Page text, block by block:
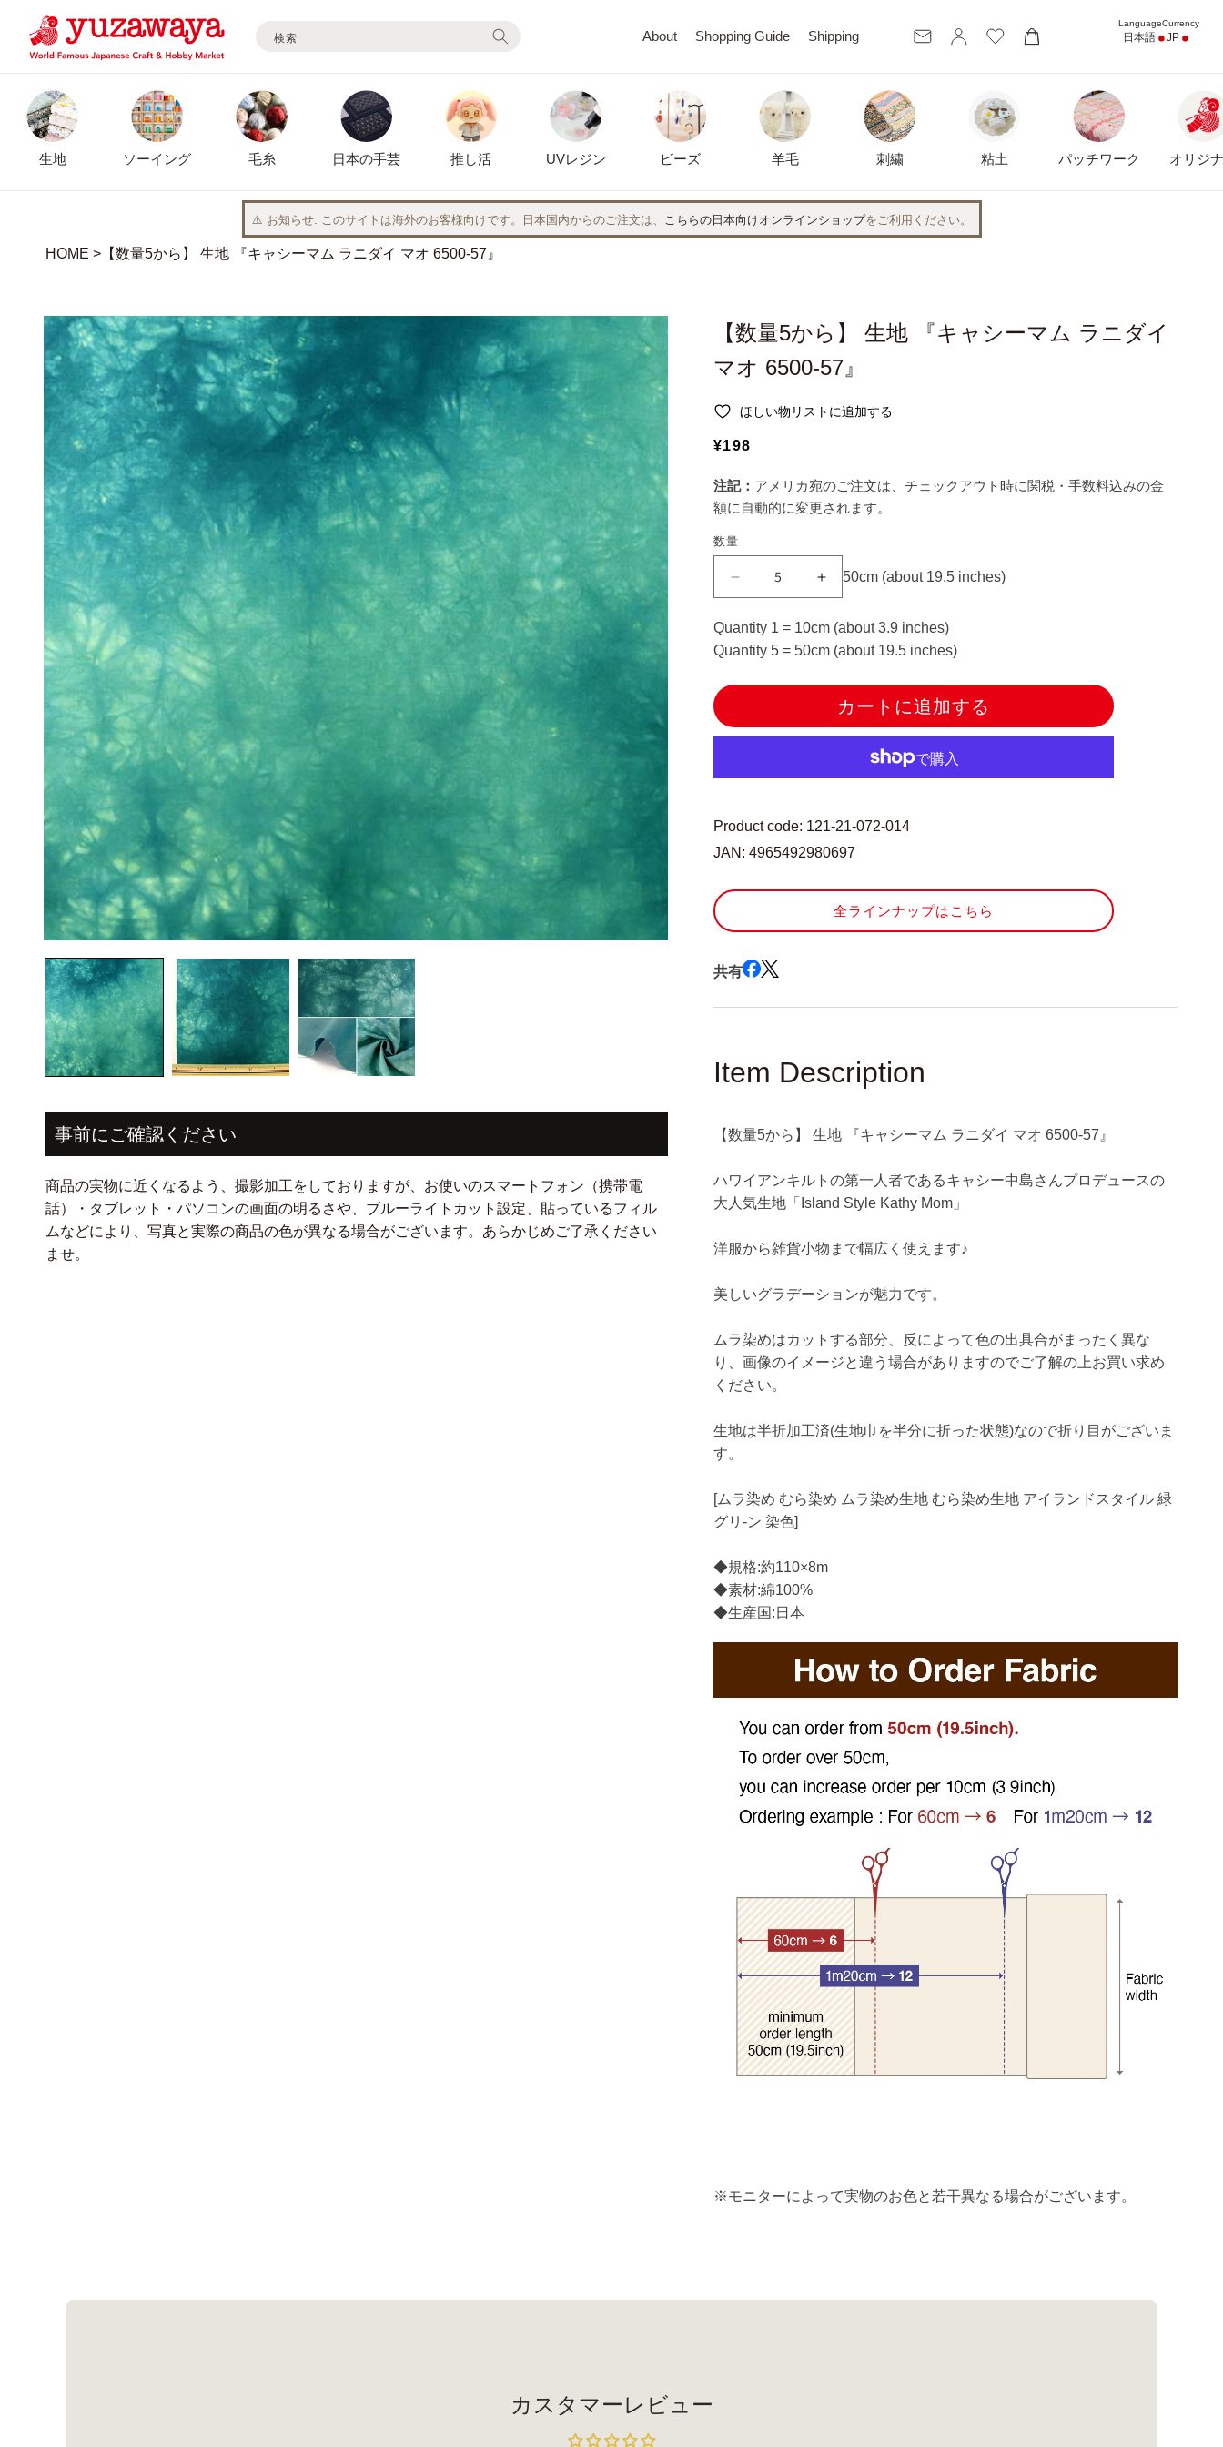
ンツに
進む
検索 About Shopping Guide Shipping
ー
生地 ソーイング 毛糸 日本の手芸 推し活 UVレジン ビーズ 羊毛 刺繍 粘土 パッチワーク オリジ
⚠️ お知らせ このサイトは海外のお客様向けです。日本国内からのご注文は、 こちらの日本向けオンラインショップをご利用ください。
HOME 【数量5から】 生地 『キャシーマム ラニダイ マオ 6500-57』
商品情
報にス
キップ
ー
ダ
ル
で
メ
デ
ィ
ア
事前にご確認ください
商品の実物に近くなるよう、撮影加工をしておりますが、お使いのスマートフォン（携帯電
話）・タブレット・パソコンの画面の明るさや、ブルーライトカット設定、貼っているフィル
ムなどにより、写真と実際の商品の色が異なる場合がございます。あらかじめご了承ください
ませ。
【数量5から】 生地 『キャシーマム ラニダイ
マオ 6500-57』
ほしい物リストに追加する
通
価
格
¥198
注記： アメリカ宛のご注文は、チェックアウト時に関税・手数料込みの金
額に自動的に変更されます。
数量
5
か
『キ
シ
マ
ム
ニ
イ
マ
オ
量
減
す
【数
5
か
『キ
シ
マ
ム
ニ
ダ
イ
量
増
す
50cm (about 19.5 inches)
Quantity 1 = 10cm (about 3.9 inches)
Quantity 5 = 50cm (about 19.5 inches)
カートに追加する
Product code: 121-21-072-014
JAN: 4965492980697
全ラインナップはこちら
共有
Item Description
【数量5から】 生地 『キャシーマム ラニダイ マオ 6500-57』
ハワイアンキルトの第一人者であるキャシー中島さんプロデュースの
大人気生地「Island Style Kathy Mom」
洋服から雑貨小物まで幅広く使えます♪
美しいグラデーションが魅力です。
ムラ染めはカットする部分、反によって色の出具合がまったく異な
り、画像のイメージと違う場合がありますのでご了解の上お買い求め
ください。
生地は半折加工済(生地巾を半分に折った状態)なので折り目がございま
す。
[ムラ染め むら染め ムラ染め生地 むら染め生地 アイランドスタイル 緑
グリ-ン 染色]
◆規格:約110×8m
◆素材:綿100%
◆生産国:日本
※モニターによって実物のお色と若干異なる場合がございます。
カスタマーレビュー
日本語 JP